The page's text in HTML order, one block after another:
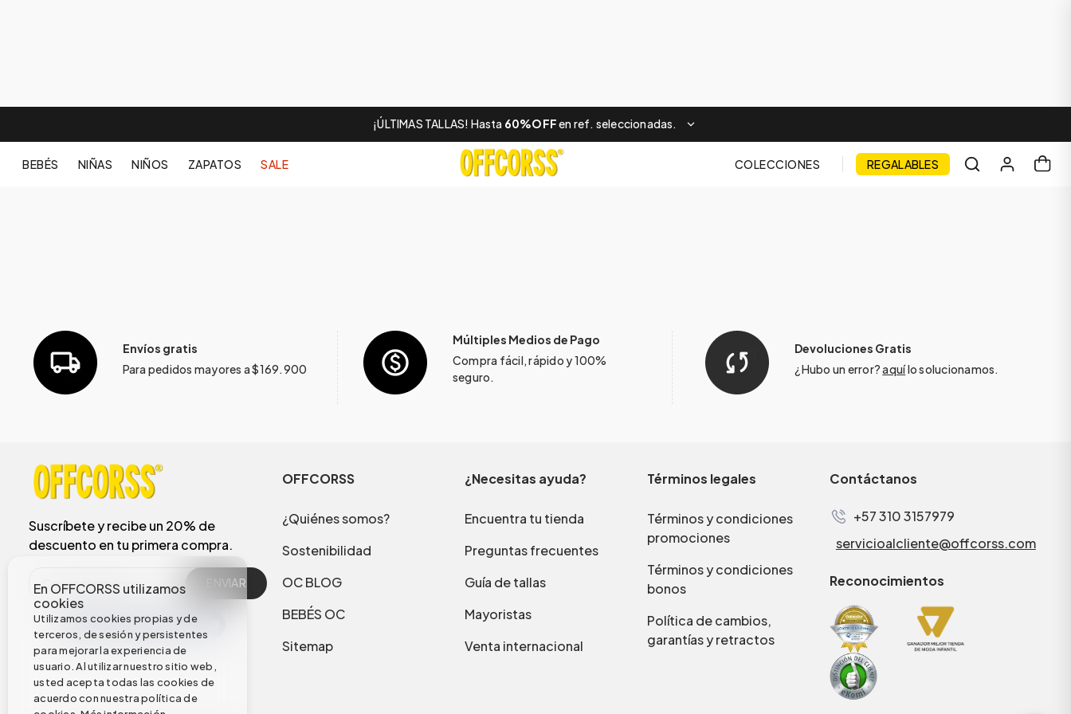
¡ÚLTIMAS TALLAS! Hasta 60%OFFen ref. seleccionadas.
BEBÉS NIÑAS NIÑOS ZAPATOS SALE COLECCIONES REGALABLES
En OFFCORSS utilizamos
cookies
Utilizamos cookies propias y de
terceros, de sesión y persistentes
para mejorar la experiencia de
usuario. Al utilizar nuestro sitio web,
usted acepta todas las cookies de
acuerdo con nuestra política de
Envíos gratis
Para pedidos mayores a $169.900
Múltiples Medios de Pago
Compra fácil, rápido y 100%
seguro.
Devoluciones Gratis
¿Hubo un error?aquílo solucionamos.
Suscríbete y recibe un 20% de
descuento en tu primera compra.
ENVIAR
OFFCORSS
¿Quiénes somos?
Sostenibilidad
OC BLOG
BEBÉS OC
Sitemap
¿Necesitas ayuda?
Encuentra tu tienda
Preguntas frecuentes
Guía de tallas
Mayoristas
Venta internacional
Términos legales
Términos y condiciones
promociones
Términos y condiciones
bonos
Política de cambios,
garantías y retractos
Contáctanos
+57 310 3157979
servicioalcliente@offcorss.com
Reconocimientos